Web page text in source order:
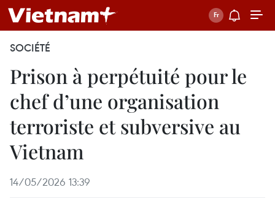
SOCIÉTÉ
Prison à perpétuité pour le
chef d’une organisation
terroriste et subversive au
Vietnam
14/05/2026 13:39